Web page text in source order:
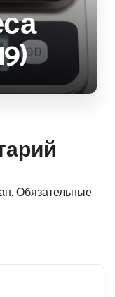
Обязательные